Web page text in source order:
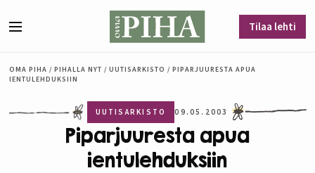
Tilaa lehti
OMA PIHA / PIHALLA NYT / UUTISARKISTO / PIPARJUURESTA APUA
IENTULEHDUKSIIN
UUTISARKISTO 09.05.2003
Piparjuuresta apua
ientulehduksiin